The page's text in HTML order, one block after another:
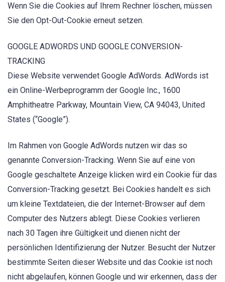
Wenn Sie die Cookies auf Ihrem Rechner löschen, müssen
Sie den Opt-Out-Cookie erneut setzen.
GOOGLE ADWORDS UND GOOGLE CONVERSION-
TRACKING
Diese Website verwendet Google AdWords. AdWords ist
ein Online-Werbeprogramm der Google Inc., 1600
Amphitheatre Parkway, Mountain View, CA 94043, United
States (“Google”).
Im Rahmen von Google AdWords nutzen wir das so
genannte Conversion-Tracking. Wenn Sie auf eine von
Google geschaltete Anzeige klicken wird ein Cookie für das
Conversion-Tracking gesetzt. Bei Cookies handelt es sich
um kleine Textdateien, die der Internet-Browser auf dem
Computer des Nutzers ablegt. Diese Cookies verlieren
nach 30 Tagen ihre Gültigkeit und dienen nicht der
persönlichen Identifizierung der Nutzer. Besucht der Nutzer
bestimmte Seiten dieser Website und das Cookie ist noch
nicht abgelaufen, können Google und wir erkennen, dass der